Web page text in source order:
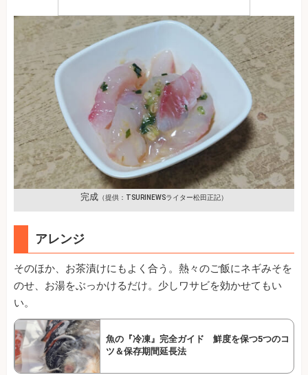
完成 （提供：TSURINEWSライター松田正記）
アレンジ
そのほか、お茶漬けにもよく合う。熱々のご飯にネギみそを
のせ、お湯をぶっかけるだけ。少しワサビを効かせてもい
い。
魚の『冷凍』完全ガイド 鮮度を保つ5つのコ
ツ＆保存期間延長法